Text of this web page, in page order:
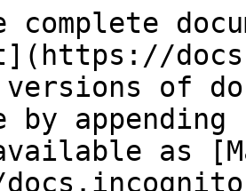
complete
versions of
by
as